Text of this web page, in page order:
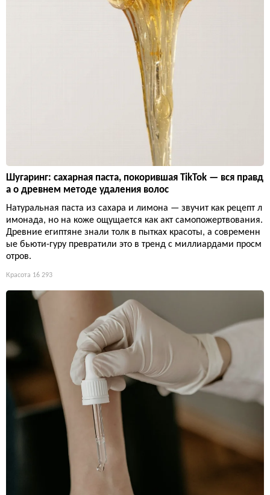
Шугаринг: сахарная паста, покорившая TikTok — вся правд
а о древнем методе удаления волос
Натуральная паста из сахара и лимона — звучит как рецепт л
имонада, но на коже ощущается как акт самопожертвования.
Древние египтяне знали толк в пытках красоты, а современн
ые бьюти-гуру превратили это в тренд с миллиардами просм
отров.
Красота 16 293